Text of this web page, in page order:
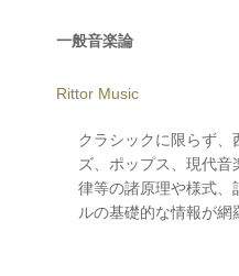
一般音楽論
Rittor Music
クラシックに限らず、
ズ、ポップス、現代
律等の諸原理や様式、
ルの基礎的な情報が網